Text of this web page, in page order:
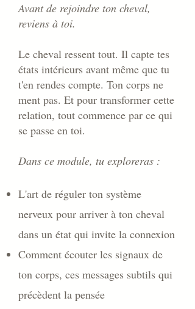
Avant de rejoindre ton cheval,
reviens à toi.
Le cheval ressent tout. Il capte tes
états intérieurs avant même que tu
t'en rendes compte. Ton corps ne
ment pas. Et pour transformer cette
relation, tout commence par ce qui
se passe en toi.
Dans ce module, tu exploreras :
L'art de réguler ton système
nerveux pour arriver à ton cheval
dans un état qui invite la connexion
Comment écouter les signaux de
ton corps, ces messages subtils qui
précèdent la pensée